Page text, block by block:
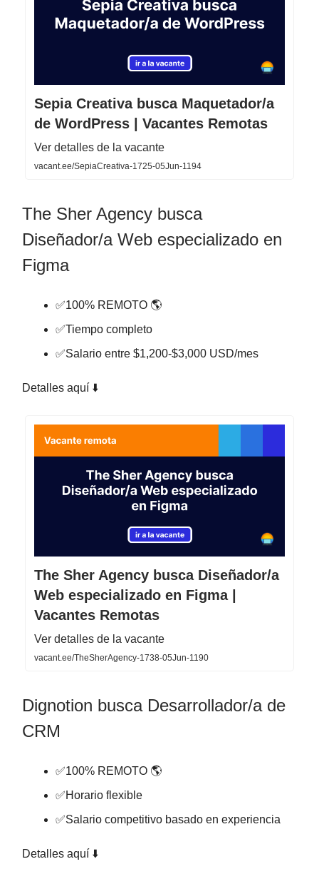
Sepia Creativa busca Maquetador/a
de WordPress | Vacantes Remotas
Ver detalles de la vacante
vacant.ee/SepiaCreativa-1725-05Jun-1194
The Sher Agency busca
Diseñador/a Web especializado en
Figma
✅100% REMOTO 🌎
✅Tiempo completo
✅Salario entre $1,200-$3,000 USD/mes
Detalles aquí ⬇️
The Sher Agency busca Diseñador/a
Web especializado en Figma |
Vacantes Remotas
Ver detalles de la vacante
vacant.ee/TheSherAgency-1738-05Jun-1190
Dignotion busca Desarrollador/a de
CRM
✅100% REMOTO 🌎
✅Horario flexible
✅Salario competitivo basado en experiencia
Detalles aquí ⬇️